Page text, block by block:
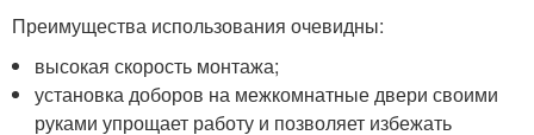
Преимущества использования очевидны:
высокая скорость монтажа;
установка доборов на межкомнатные двери своими
руками упрощает работу и позволяет избежать